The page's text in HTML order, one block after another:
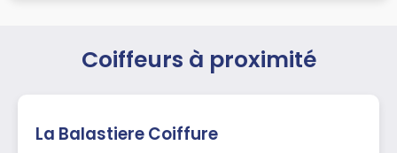
Coiffeurs à proximité
La Balastiere Coiffure